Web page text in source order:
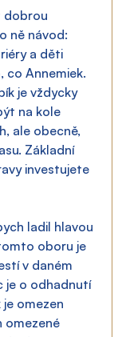
dobrou
ně návod:
a děti
co Annemiek.
je vždycky
na kole
ale obecně,
Základní
investujete
ladil hlavou
oboru je
v daném
je o odhadnutí
omezen
omezené